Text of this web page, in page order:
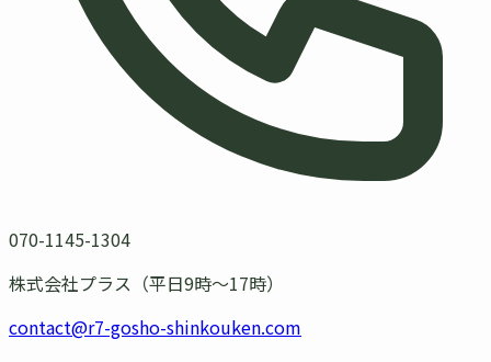
070-1145-1304
株式会社プラス（平日9時〜17時）
contact@r7-gosho-shinkouken.com